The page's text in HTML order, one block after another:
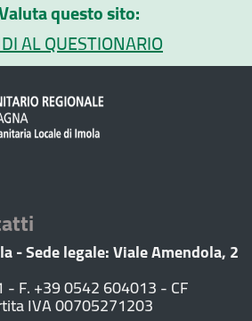
questo sito:
AL QUESTIONARIO
- Sede legale: Viale Amendola, 2
F. +39 0542 604013 - CF
IVA 00705271203